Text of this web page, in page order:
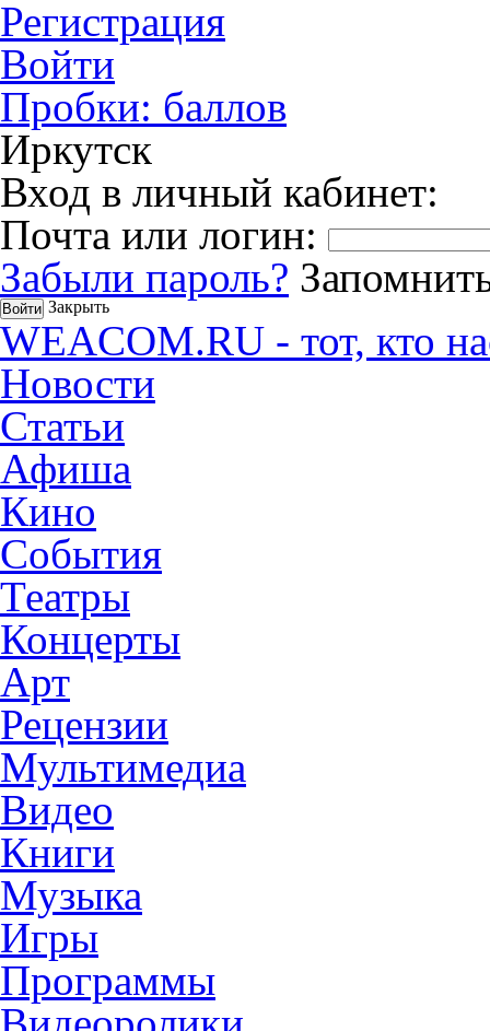
Регистрация
Войти
Пробки: баллов
Иркутск
Вход в личный кабинет:
Почта или логин:
Забыли пароль?
Закрыть
WEACOM.RU - тот, кто
Новости
Статьи
Афиша
Кино
События
Театры
Концерты
Арт
Рецензии
Мультимедиа
Видео
Книги
Музыка
Игры
Программы